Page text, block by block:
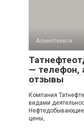
Альметьевск
— телефон,
отзывы
Компания
видами
цены,